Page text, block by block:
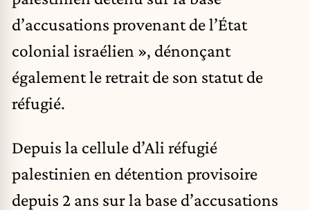
d’accusations provenant de l’État
colonial israélien », dénonçant
également le retrait de son statut de
réfugié.
Depuis la cellule d’Ali réfugié
palestinien en détention provisoire
depuis 2 ans sur la base d’accusations